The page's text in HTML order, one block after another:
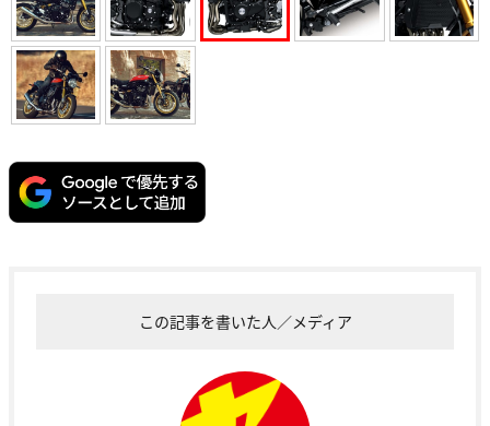
この記事を書いた人／メディア